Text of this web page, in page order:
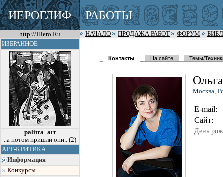
ИЕРОГЛИФ РАБОТЫ
http://Hiero.Ru НАЧАЛО ПРОДАЖА РАБОТ ФОРУМ
ИЗБРАННОЕ
palitra_art
..а потом пришли они.. (2)
АРТ-КРИТИКА
Информация
Конкурсы
Контакты На сайте Темы/
Москва,
E-mail:
Сайт:
День